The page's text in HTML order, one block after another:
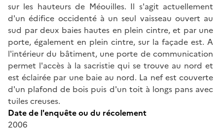
sur les hauteurs de Méouilles. Il s'agit actuellement
d'un édifice occidenté à un seul vaisseau ouvert au
sud par deux baies hautes en plein cintre, et par une
porte, également en plein cintre, sur la façade est. A
l'intérieur du bâtiment, une porte de communication
permet l'accès à la sacristie qui se trouve au nord et
est éclairée par une baie au nord. La nef est couverte
d'un plafond de bois puis d'un toit à longs pans avec
tuiles creuses.
Date de l'enquête ou du récolement
2006